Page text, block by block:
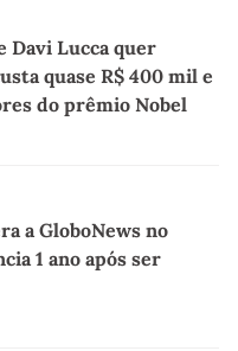
Davi Lucca quer
quase R$ 400 mil e
do prêmio Nobel
a GloboNews no
1 ano após ser